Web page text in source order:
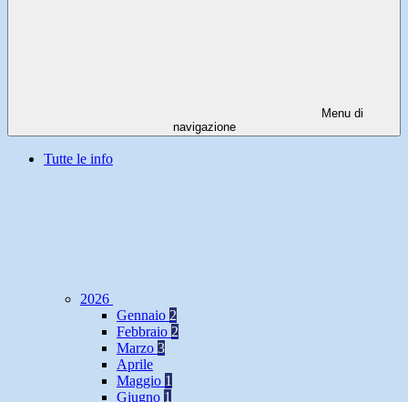
Menu di
navigazione
Tutte le info
2026
Gennaio 2
Febbraio 2
Marzo 3
Aprile
Maggio 1
Giugno 1